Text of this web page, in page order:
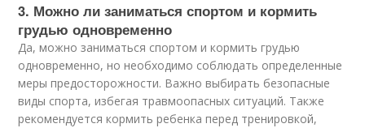
3. Можно ли заниматься спортом и кормить
грудью одновременно
Да, можно заниматься спортом и кормить грудью
одновременно, но необходимо соблюдать определенные
меры предосторожности. Важно выбирать безопасные
виды спорта, избегая травмоопасных ситуаций. Также
рекомендуется кормить ребенка перед тренировкой,